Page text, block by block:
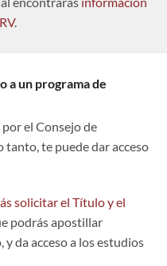
.
a un programa de
el Consejo de
tanto, te puede dar acceso
solicitar el Título y el
podrás apostillar
da acceso a los estudios